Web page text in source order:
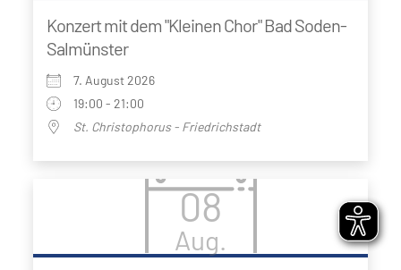
Konzert mit dem "Kleinen Chor" Bad Soden-
Salmünster
7. August 2026
19:00 - 21:00
St. Christophorus - Friedrichstadt
08
Aug.